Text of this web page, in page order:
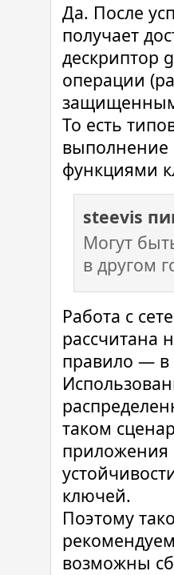
Да. После
получает
дескриптор
операции
То есть
выполнение
функциями
steevis
Могут
в другом
Работа с
рассчитана
правило — в
таком
приложения
ключей.
Поэтому
возможны